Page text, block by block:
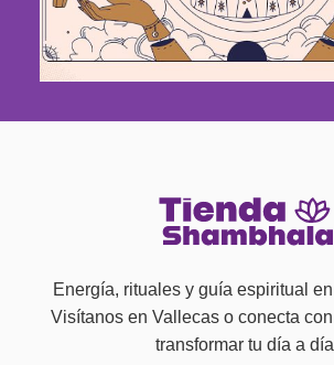
Energía, rituales y guía espiritual
Visítanos en Vallecas o conecta
transformar tu día a